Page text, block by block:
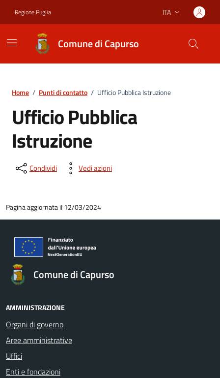
Regione Puglia Lingua attiva:
ITA
Comune di Capurso
Home / Punti di contatto / Ufficio Pubblica Istruzione
Ufficio Pubblica
Istruzione
Condividi Vedi azioni
Pagina aggiornata il 12/03/2024
Comune di Capurso
AMMINISTRAZIONE
Organi di governo
Aree amministrative
Uffici
Enti e fondazioni